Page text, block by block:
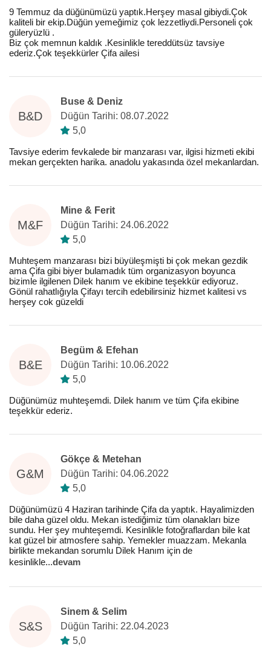
9 Temmuz da düğünümüzü yaptık.Herşey masal gibiydi.Çok
kaliteli bir ekip.Düğün yemeğimiz çok lezzetliydi.Personeli çok
güleryüzlü .
Biz çok memnun kaldık .Kesinlikle tereddütsüz tavsiye
ederiz.Çok teşekkürler Çifa ailesi
B&D
Buse & Deniz
Düğün Tarihi: 08.07.2022
5,0
Tavsiye ederim fevkalede bir manzarası var, ilgisi hizmeti ekibi
mekan gerçekten harika. anadolu yakasında özel mekanlardan.
M&F
Mine & Ferit
Düğün Tarihi: 24.06.2022
5,0
Muhteşem manzarası bizi büyüleşmişti bi çok mekan gezdik
ama Çifa gibi biyer bulamadık tüm organizasyon boyunca
bizimle ilgilenen Dilek hanım ve ekibine teşekkür ediyoruz.
Gönül rahatlığıyla Çifayı tercih edebilirsiniz hizmet kalitesi vs
herşey cok güzeldi
B&E
Begüm & Efehan
Düğün Tarihi: 10.06.2022
5,0
Düğünümüz muhteşemdi. Dilek hanım ve tüm Çifa ekibine
teşekkür ederiz.
G&M
Gökçe & Metehan
Düğün Tarihi: 04.06.2022
5,0
Düğünümüzü 4 Haziran tarihinde Çifa da yaptık. Hayalimizden
bile daha güzel oldu. Mekan istediğimiz tüm olanakları bize
sundu. Her şey muhteşemdi. Kesinlikle fotoğraflardan bile kat
kat güzel bir atmosfere sahip. Yemekler muazzam. Mekanla
birlikte mekandan sorumlu Dilek Hanım için de
kesinlikle...devam
S&S
Sinem & Selim
Düğün Tarihi: 22.04.2023
5,0